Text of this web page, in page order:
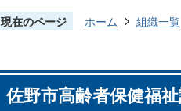
現在のページ ホーム 組織一覧
佐野市高齢者保健福